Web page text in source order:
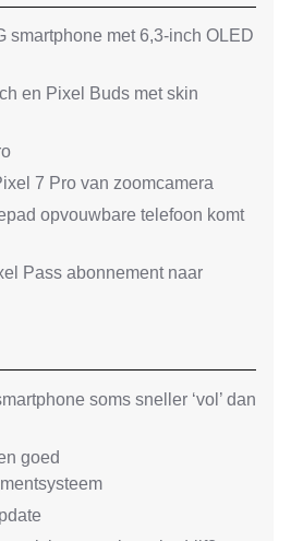
smartphone met 6,3-inch OLED
en Pixel Buds met skin
7 Pro van zoomcamera
opvouwbare telefoon komt
Pass abonnement naar
soms sneller ‘vol’ dan
goed